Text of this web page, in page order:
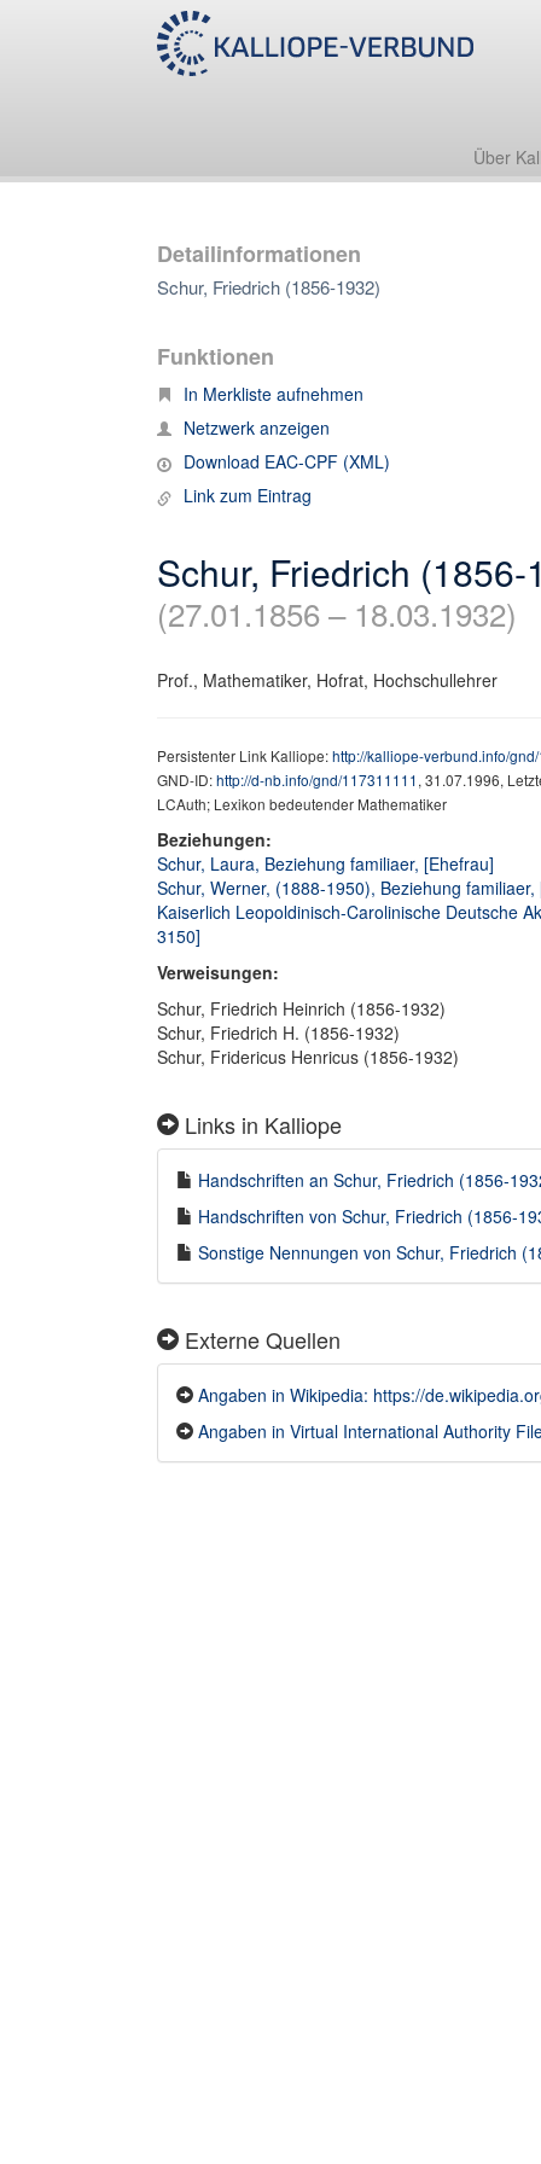
Über
Detailinformationen
Schur, Friedrich (1856-1932)
Funktionen
In Merkliste aufnehmen
Netzwerk anzeigen
Download EAC-CPF (XML)
Link zum Eintrag
Schur, Friedrich (1856-
(27.01.1856 – 18.03.1932)
Prof., Mathematiker, Hofrat, Hochschullehrer
Persistenter Link Kalliope:http://kalliope-verbund.info/
GND-ID:http://d-nb.info/gnd/117311111, 31.07.1996,
LCAuth; Lexikon bedeutender Mathematiker
Beziehungen:
Schur, Laura, Beziehung familiaer, [Ehefrau]
Schur, Werner, (1888-1950), Beziehung familiaer,
Kaiserlich Leopoldinisch-Carolinische Deutsche
3150]
Verweisungen:
Schur, Friedrich Heinrich (1856-1932)
Schur, Friedrich H. (1856-1932)
Schur, Fridericus Henricus (1856-1932)
Links in Kalliope
Handschriften an Schur, Friedrich (1856-
Handschriften von Schur, Friedrich (1856-
Sonstige Nennungen von Schur, Friedrich
Externe Quellen
Angaben in Wikipedia: https://
Angaben in Virtual International Authority